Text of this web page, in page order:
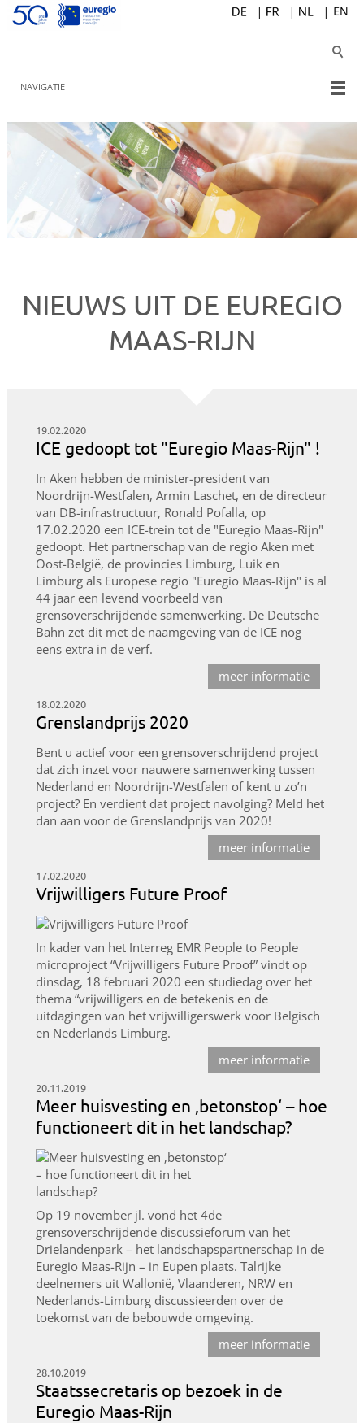
NAVIGATIE
NIEUWS UIT DE EUREGIO
MAAS-RIJN
19.02.2020
ICE gedoopt tot "Euregio Maas-Rijn" !
In Aken hebben de minister-president van
Noordrijn-Westfalen, Armin Laschet, en de directeur
van DB-infrastructuur, Ronald Pofalla, op
17.02.2020 een ICE-trein tot de "Euregio Maas-Rijn"
gedoopt. Het partnerschap van de regio Aken met
Oost-België, de provincies Limburg, Luik en
Limburg als Europese regio "Euregio Maas-Rijn" is al
44 jaar een levend voorbeeld van
grensoverschrijdende samenwerking. De Deutsche
Bahn zet dit met de naamgeving van de ICE nog
eens extra in de verf.
meer informatie
18.02.2020
Grenslandprijs 2020
Bent u actief voor een grensoverschrijdend project
dat zich inzet voor nauwere samenwerking tussen
Nederland en Noordrijn-Westfalen of kent u zo’n
project? En verdient dat project navolging? Meld het
dan aan voor de Grenslandprijs van 2020!
meer informatie
17.02.2020
Vrijwilligers Future Proof
In kader van het Interreg EMR People to People
microproject “Vrijwilligers Future Proof” vindt op
dinsdag, 18 februari 2020 een studiedag over het
thema “vrijwilligers en de betekenis en de
uitdagingen van het vrijwilligerswerk voor Belgisch
en Nederlands Limburg.
meer informatie
20.11.2019
Meer huisvesting en ‚betonstop‘ – hoe
functioneert dit in het landschap?
Op 19 november jl. vond het 4de
grensoverschrijdende discussieforum van het
Drielandenpark – het landschapspartnerschap in de
Euregio Maas-Rijn – in Eupen plaats. Talrijke
deelnemers uit Wallonië, Vlaanderen, NRW en
Nederlands-Limburg discussieerden over de
toekomst van de bebouwde omgeving.
meer informatie
28.10.2019
Staatssecretaris op bezoek in de
Euregio Maas-Rijn